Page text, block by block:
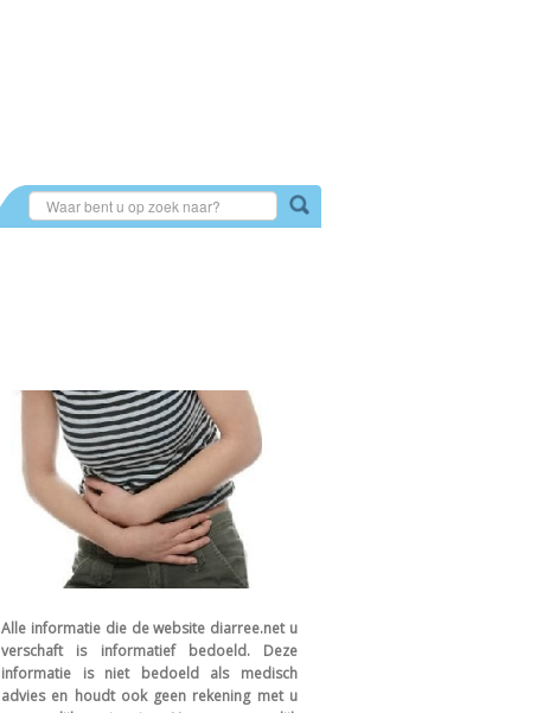
Alle informatie die de website diarree.net u
verschaft is informatief bedoeld. Deze
informatie is niet bedoeld als medisch
advies en houdt ook geen rekening met u